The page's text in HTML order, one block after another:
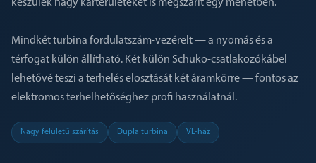
készülék nagy kárterületeket is megszárít egy menetben.
Mindkét turbina fordulatszám-vezérelt — a nyomás és a
térfogat külön állítható. Két külön Schuko-csatlakozókábel
lehetővé teszi a terhelés elosztását két áramkörre — fontos az
elektromos terhelhetőséghez profi használatnál.
Nagy felületű szárítás Dupla turbina VL-ház